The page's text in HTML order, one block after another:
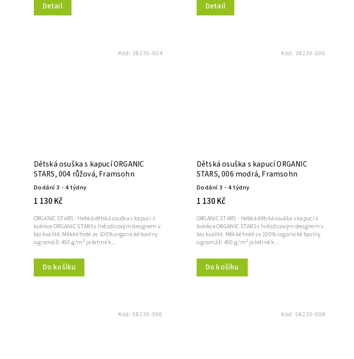
Detail Detail
Dětská osuška s kapucí ORGANIC
STARS, 004 růžová, Framsohn
Dodání 3 - 4 týdny
1 130 Kč
Do košíku
ORGANIC STARS - Hebká dětská osuška s kapucí z
kolekce ORGANIC STARS s hvězdicovým designem v
bio kvalitě. Měkké froté ze 100% organické bavlny
o gramáži 450 g/m² je šetrné k...
Kód: 38230-004
Dětská osuška s kapucí ORGANIC
STARS, 006 modrá, Framsohn
Dodání 3 - 4 týdny
1 130 Kč
Do košíku
ORGANIC STARS - Hebká dětská osuška s kapucí z
kolekce ORGANIC STARS s hvězdicovým designem v
bio kvalitě. Měkké froté ze 100% organické bavlny
o gramáži 450 g/m² je šetrné k...
Kód: 38230-006
Kód: 58230-006 Kód: 58230-008